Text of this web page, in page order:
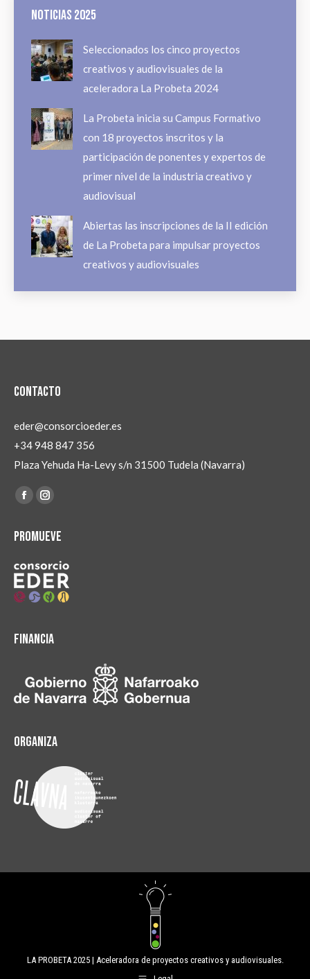
Noticias 2025
Seleccionados los cinco proyectos
creativos y audiovisuales de la
aceleradora La Probeta 2024
La Probeta inicia su Campus Formativo
con 18 proyectos inscritos y la
participación de ponentes y expertos de
primer nivel de la industria creativo y
audiovisual
Abiertas las inscripciones de la II edición
de La Probeta para impulsar proyectos
creativos y audiovisuales
Contacto
eder@consorcioeder.es
+34 948 847 356
Plaza Yehuda Ha-Levy s/n 31500 Tudela (Navarra)
Encuéntranos en:
Facebook
opens
new
window
Instagram
opens
new
window
Promueve
Financia
Organiza
LA PROBETA 2025 | Aceleradora de proyectos creativos y audiovisuales.